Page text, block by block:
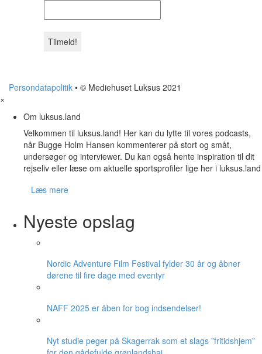
Persondatapolitik • © Mediehuset Luksus 2021
×
Om luksus.land
Velkommen til luksus.land! Her kan du lytte til vores podcasts,
når Bugge Holm Hansen kommenterer på stort og småt,
undersøger og interviewer. Du kan også hente inspiration til dit
rejseliv eller læse om aktuelle sportsprofiler lige her i luksus.land
Læs mere
Nyeste opslag
Nordic Adventure Film Festival fylder 30 år og åbner
dørene til fire dage med eventyr
NAFF 2025 er åben for bog indsendelser!
Nyt studie peger på Skagerrak som et slags ”fritidshjem”